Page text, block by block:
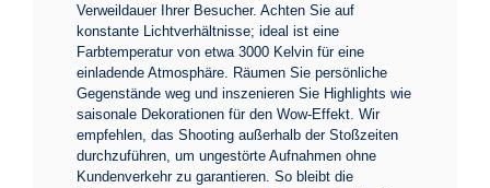
Verweildauer Ihrer Besucher. Achten Sie auf
konstante Lichtverhältnisse; ideal ist eine
Farbtemperatur von etwa 3000 Kelvin für eine
einladende Atmosphäre. Räumen Sie persönliche
Gegenstände weg und inszenieren Sie Highlights wie
saisonale Dekorationen für den Wow-Effekt. Wir
empfehlen, das Shooting außerhalb der Stoßzeiten
durchzuführen, um ungestörte Aufnahmen ohne
Kundenverkehr zu garantieren. So bleibt die